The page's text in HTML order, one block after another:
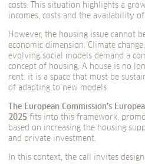
costs. This situation highlights a
incomes, costs and the availability
However, the housing issue cannot
economic dimension. Climate
evolving social models demand a
concept of housing. A house is no
rent: it is a space that must be
of adapting to new models.
The European Commission’s
2025 fits into this framework,
based on increasing the housing
and private investment.
In this context, the call invites